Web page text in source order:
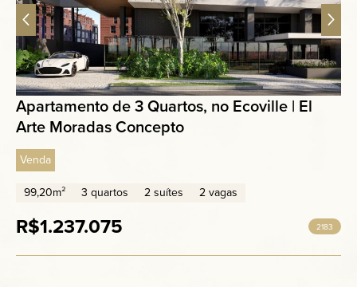
Apartamento de 3 Quartos, no Ecoville | El
Arte Moradas Concepto
Venda
99,20m²
3 quartos 2 suítes 2 vagas
R$1.237.075 2183